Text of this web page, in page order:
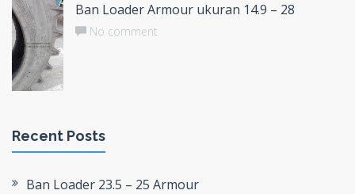
Ban Loader Armour ukuran 14.9 – 28
No comment
Recent Posts
Ban Loader 23.5 – 25 Armour